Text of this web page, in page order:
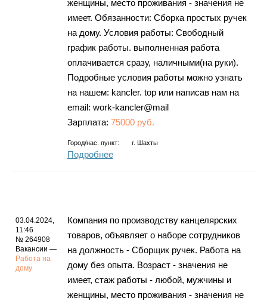
женщины, место проживания - значения не
имеет. Обязанности: Сборка простых ручек
на дому. Условия работы: Свободный
график работы. выполненная работа
оплачивается сразу, наличными(на руки).
Подробные условия работы можно узнать
на нашем: kancler. top или написав нам на
email: work-kancler@mail
Зарплата: 75000 руб.
Город/нас. пункт: г. Шахты
Подробнее
03.04.2024,
11:46
№ 264908
Вакансии —
Работа на
дому
Компания по производству канцелярских
товаров, объявляет о наборе сотрудников
на должность - Сборщик ручек. Работа на
дому без опыта. Возраст - значения не
имеет, стаж работы - любой, мужчины и
женщины, место проживания - значения не